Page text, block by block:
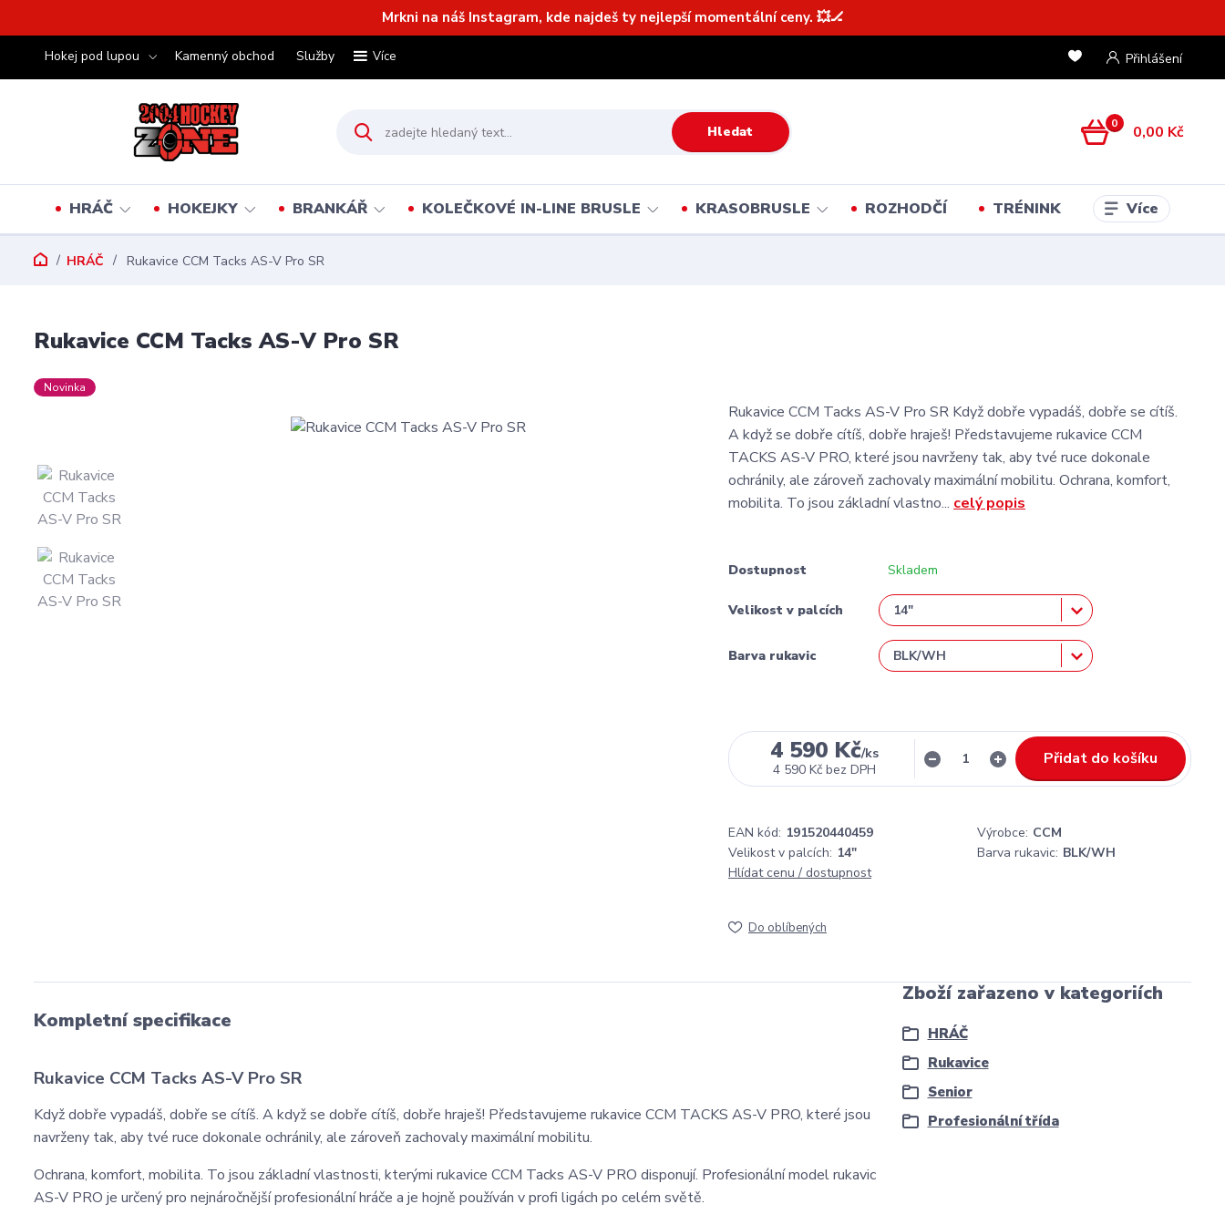
Mrkni na náš Instagram, kde najdeš ty nejlepší momentální ceny. 💥🏒
Hokej pod lupou Kamenný obchod Služby Více Přihlášení
Hledat 0 0,00 Kč
HRÁČ HOKEJKY BRANKÁŘ KOLEČKOVÉ IN-LINE BRUSLE KRASOBRUSLE ROZHODČÍ TRÉNINK Více
HRÁČ Rukavice CCM Tacks AS-V Pro SR
Rukavice CCM Tacks AS-V Pro SR
Novinka
Rukavice CCM Tacks AS-V Pro SR Když dobře vypadáš, dobře se cítíš.
A když se dobře cítíš, dobře hraješ! Představujeme rukavice CCM
TACKS AS-V PRO, které jsou navrženy tak, aby tvé ruce dokonale
ochránily, ale zároveň zachovaly maximální mobilitu. Ochrana, komfort,
mobilita. To jsou základní vlastno... celý popis
Dostupnost Skladem
Velikost v palcích
Barva rukavic
4 590 Kč/ks
4 590 Kč bez DPH
Přidat do košíku
EAN kód: 191520440459 Výrobce: CCM
Velikost v palcích: 14" Barva rukavic: BLK/WH
Hlídat cenu / dostupnost
Do oblíbených
Kompletní specifikace
Rukavice CCM Tacks AS-V Pro SR
Když dobře vypadáš, dobře se cítíš. A když se dobře cítíš, dobře hraješ! Představujeme rukavice CCM TACKS AS-V PRO, které jsou
navrženy tak, aby tvé ruce dokonale ochránily, ale zároveň zachovaly maximální mobilitu.
Ochrana, komfort, mobilita. To jsou základní vlastnosti, kterými rukavice CCM Tacks AS-V PRO disponují. Profesionální model rukavic
AS-V PRO je určený pro nejnáročnější profesionální hráče a je hojně používán v profi ligách po celém světě.
Zboží zařazeno v kategoriích
HRÁČ
Rukavice
Senior
Profesionální třída